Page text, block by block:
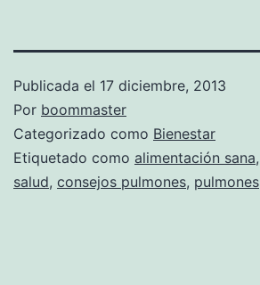
Publicada el 17 diciembre, 2013
Por boommaster
Categorizado como Bienestar
Etiquetado como alimentación sana,
salud, consejos pulmones, pulmones